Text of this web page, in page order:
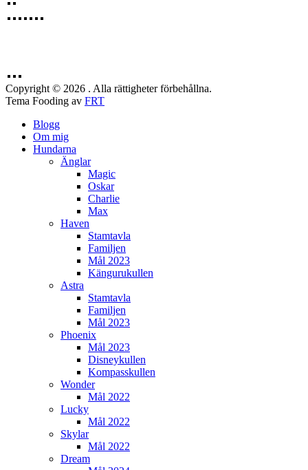
Copyright © 2026 . Alla rättigheter förbehållna.
Tema Fooding av FRT
Blogg
Om mig
Hundarna
Änglar
Magic
Oskar
Charlie
Max
Haven
Stamtavla
Familjen
Mål 2023
Kängurukullen
Astra
Stamtavla
Familjen
Mål 2023
Phoenix
Mål 2023
Disneykullen
Kompasskullen
Wonder
Mål 2022
Lucky
Mål 2022
Skylar
Mål 2022
Dream